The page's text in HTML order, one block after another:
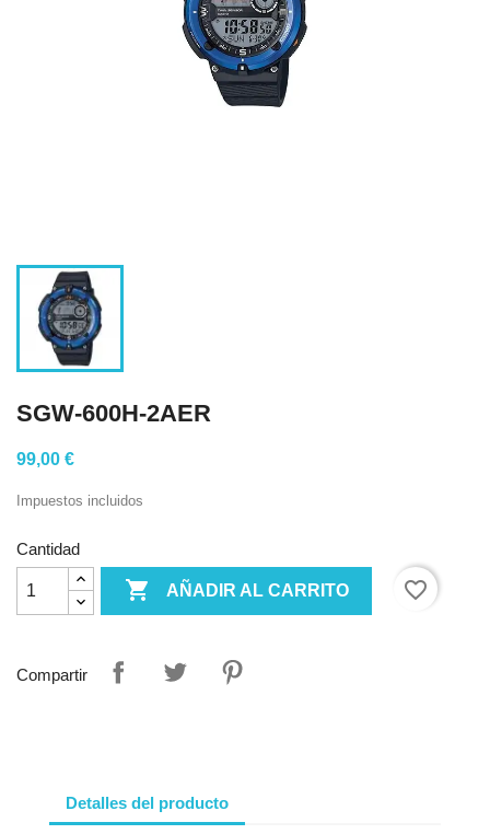
SGW-600H-2AER
99,00 €
Impuestos incluidos
Cantidad
 AÑADIR AL CARRITO favorite_border
Compartir
Detalles del producto